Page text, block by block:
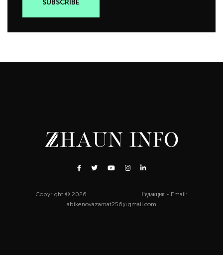
Copyright © 2026 .
. Редакция - Email:
abikenovazamat256@gmail.com